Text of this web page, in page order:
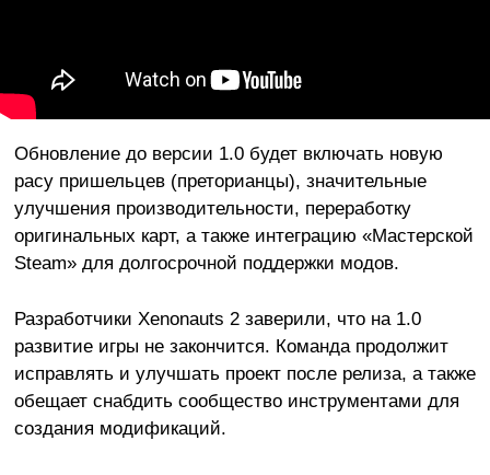
Обновление до версии 1.0 будет включать новую
расу пришельцев (преторианцы), значительные
улучшения производительности, переработку
оригинальных карт, а также интеграцию «Мастерской
Steam» для долгосрочной поддержки модов.
Разработчики Xenonauts 2 заверили, что на 1.0
развитие игры не закончится. Команда продолжит
исправлять и улучшать проект после релиза, а также
обещает снабдить сообщество инструментами для
создания модификаций.